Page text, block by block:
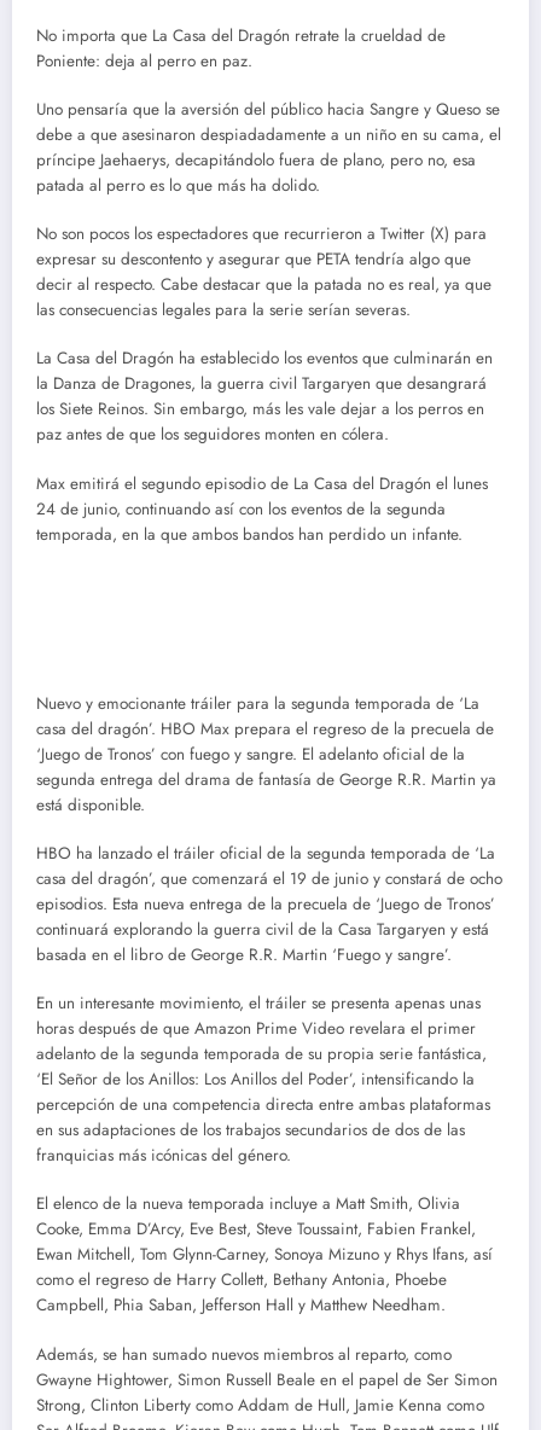
No importa que La Casa del Dragón retrate la crueldad de
Poniente: deja al perro en paz.
Uno pensaría que la aversión del público hacia Sangre y Queso se
debe a que asesinaron despiadadamente a un niño en su cama, el
príncipe Jaehaerys, decapitándolo fuera de plano, pero no, esa
patada al perro es lo que más ha dolido.
No son pocos los espectadores que recurrieron a Twitter (X) para
expresar su descontento y asegurar que PETA tendría algo que
decir al respecto. Cabe destacar que la patada no es real, ya que
las consecuencias legales para la serie serían severas.
La Casa del Dragón ha establecido los eventos que culminarán en
la Danza de Dragones, la guerra civil Targaryen que desangrará
los Siete Reinos. Sin embargo, más les vale dejar a los perros en
paz antes de que los seguidores monten en cólera.
Max emitirá el segundo episodio de La Casa del Dragón el lunes
24 de junio, continuando así con los eventos de la segunda
temporada, en la que ambos bandos han perdido un infante.
Nuevo y emocionante tráiler para la segunda temporada de ‘La
casa del dragón’. HBO Max prepara el regreso de la precuela de
‘Juego de Tronos’ con fuego y sangre. El adelanto oficial de la
segunda entrega del drama de fantasía de George R.R. Martin ya
está disponible.
HBO ha lanzado el tráiler oficial de la segunda temporada de ‘La
casa del dragón’, que comenzará el 19 de junio y constará de ocho
episodios. Esta nueva entrega de la precuela de ‘Juego de Tronos’
continuará explorando la guerra civil de la Casa Targaryen y está
basada en el libro de George R.R. Martin ‘Fuego y sangre’.
En un interesante movimiento, el tráiler se presenta apenas unas
horas después de que Amazon Prime Video revelara el primer
adelanto de la segunda temporada de su propia serie fantástica,
‘El Señor de los Anillos: Los Anillos del Poder’, intensificando la
percepción de una competencia directa entre ambas plataformas
en sus adaptaciones de los trabajos secundarios de dos de las
franquicias más icónicas del género.
El elenco de la nueva temporada incluye a Matt Smith, Olivia
Cooke, Emma D’Arcy, Eve Best, Steve Toussaint, Fabien Frankel,
Ewan Mitchell, Tom Glynn-Carney, Sonoya Mizuno y Rhys Ifans, así
como el regreso de Harry Collett, Bethany Antonia, Phoebe
Campbell, Phia Saban, Jefferson Hall y Matthew Needham.
Además, se han sumado nuevos miembros al reparto, como
Gwayne Hightower, Simon Russell Beale en el papel de Ser Simon
Strong, Clinton Liberty como Addam de Hull, Jamie Kenna como